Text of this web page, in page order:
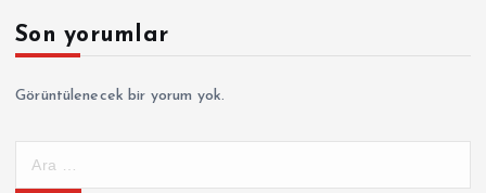
Son yorumlar
Görüntülenecek bir yorum yok.